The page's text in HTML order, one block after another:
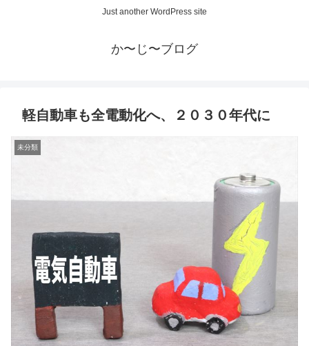
Just another WordPress site
か〜じ〜ブログ
軽自動車も全電動化へ、２０３０年代に
未分類